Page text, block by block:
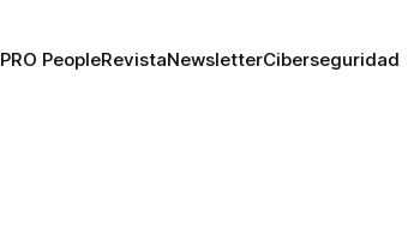
PRO PeopleRevistaNewsletterCiberseguridad